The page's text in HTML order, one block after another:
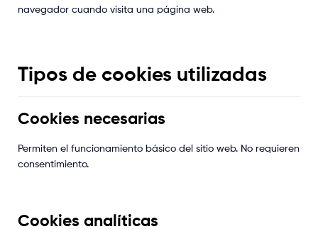
navegador cuando visita una página web.
Tipos de cookies utilizadas
Cookies necesarias
Permiten el funcionamiento básico del sitio web. No requieren
consentimiento.
Cookies analíticas